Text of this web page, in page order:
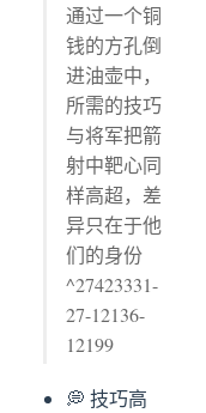
通过一个铜
钱的方孔倒
进油壶中，
所需的技巧
与将军把箭
射中靶心同
样高超，差
异只在于他
们的身份
^27423331-
27-12136-
12199
💭 技巧高